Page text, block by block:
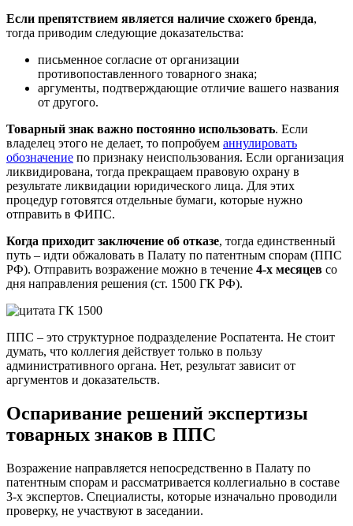
Если препятствием является наличие схожего бренда,
тогда приводим следующие доказательства:
письменное согласие от организации
противопоставленного товарного знака;
аргументы, подтверждающие отличие вашего названия
от другого.
Товарный знак важно постоянно использовать. Если
владелец этого не делает, то попробуем аннулировать
обозначение по признаку неиспользования. Если организация
ликвидирована, тогда прекращаем правовую охрану в
результате ликвидации юридического лица. Для этих
процедур готовятся отдельные бумаги, которые нужно
отправить в ФИПС.
Когда приходит заключение об отказе, тогда единственный
путь – идти обжаловать в Палату по патентным спорам (ППС
РФ). Отправить возражение можно в течение 4-х месяцев со
дня направления решения (ст. 1500 ГК РФ).
ППС – это структурное подразделение Роспатента. Не стоит
думать, что коллегия действует только в пользу
административного органа. Нет, результат зависит от
аргументов и доказательств.
Оспаривание решений экспертизы
товарных знаков в ППС
Возражение направляется непосредственно в Палату по
патентным спорам и рассматривается коллегиально в составе
3-х экспертов. Специалисты, которые изначально проводили
проверку, не участвуют в заседании.